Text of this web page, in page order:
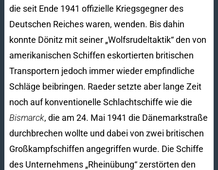
die seit Ende 1941 offizielle Kriegsgegner des
Deutschen Reiches waren, wenden. Bis dahin
konnte Dönitz mit seiner „Wolfsrudeltaktik“ den von
amerikanischen Schiffen eskortierten britischen
Transportern jedoch immer wieder empfindliche
Schläge beibringen. Raeder setzte aber lange Zeit
noch auf konventionelle Schlachtschiffe wie die
Bismarck, die am 24. Mai 1941 die Dänemarkstraße
durchbrechen wollte und dabei von zwei britischen
Großkampfschiffen angegriffen wurde. Die Schiffe
des Unternehmens „Rheinübung“ zerstörten den